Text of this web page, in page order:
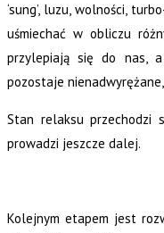
‘sung’, luzu, wolności,
uśmiechać w obliczu
przylepiają się do nas,
pozostaje
Stan relaksu przechodzi
prowadzi jeszcze dalej.
Kolejnym etapem jest